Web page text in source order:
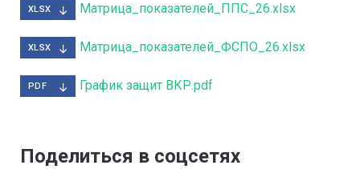
XLSX Матрица_показателей_ППС_26.xlsx
XLSX Матрица_показателей_ФСПО_26.xlsx
PDF График защит ВКР.pdf
Поделиться в соцсетях